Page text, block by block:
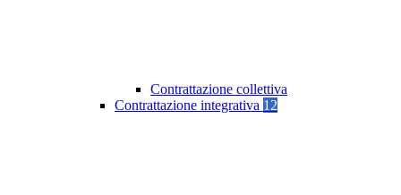
Contrattazione collettiva
Contrattazione integrativa 12